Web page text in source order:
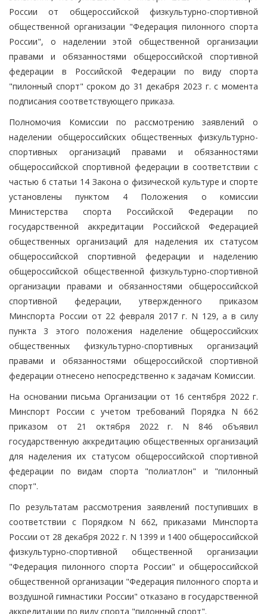
России от общероссийской физкультурно-спортивной
общественной организации "Федерация пилонного спорта
России", о наделении этой общественной организации
правами и обязанностями общероссийской спортивной
федерации в Российской Федерации по виду спорта
"пилонный спорт" сроком до 31 декабря 2023 г. с момента
подписания соответствующего приказа.
Полномочия Комиссии по рассмотрению заявлений о
наделении общероссийских общественных физкультурно-
спортивных организаций правами и обязанностями
общероссийской спортивной федерации в соответствии с
частью 6 статьи 14 Закона о физической культуре и спорте
установлены пунктом 4 Положения о комиссии
Министерства спорта Российской Федерации по
государственной аккредитации Российской Федерацией
общественных организаций для наделения их статусом
общероссийской спортивной федерации и наделению
общероссийской общественной физкультурно-спортивной
организации правами и обязанностями общероссийской
спортивной федерации, утвержденного приказом
Минспорта России от 22 февраля 2017 г. N 129, а в силу
пункта 3 этого положения наделение общероссийских
общественных физкультурно-спортивных организаций
правами и обязанностями общероссийской спортивной
федерации отнесено непосредственно к задачам Комиссии.
На основании письма Организации от 16 сентября 2022 г.
Минспорт России с учетом требований Порядка N 662
приказом от 21 октября 2022 г. N 846 объявил
государственную аккредитацию общественных организаций
для наделения их статусом общероссийской спортивной
федерации по видам спорта "полиатлон" и "пилонный
спорт".
По результатам рассмотрения заявлений поступивших в
соответствии с Порядком N 662, приказами Минспорта
России от 28 декабря 2022 г. N 1399 и 1400 общероссийской
физкультурно-спортивной общественной организации
"Федерация пилонного спорта России" и общероссийской
общественной организации "Федерация пилонного спорта и
воздушной гимнастики России" отказано в государственной
аккредитации по виду спорта "пилонный спорт".